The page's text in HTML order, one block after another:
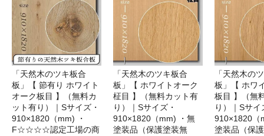
「天然木のツキ板合
板」【 節有り ホワイト
オーク板目 】（無料カ
ット有り）｜Sサイズ・
910×1820（mm) ・
F☆☆☆☆認定工場の商
「天然木のツキ板合
板」【 ホワイトオーク
柾目 】（無料カット有
り）｜Sサイズ・
910×1820（mm) ・無
塗装品（保護塗装無
「天然木の
板」【 ホワ
板目 】（無
り）｜Sサイ
910×1820（
塗装品（保